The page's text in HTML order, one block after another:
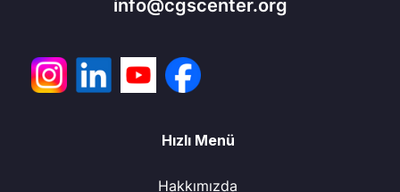
info@cgscenter.org
Hızlı Menü
Hakkımızda